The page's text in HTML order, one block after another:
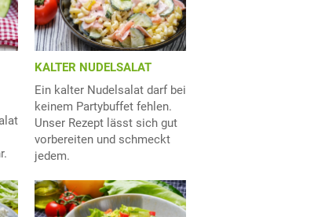
KALTER NUDELSALAT
Ein kalter Nudelsalat darf bei
keinem Partybuffet fehlen.
Unser Rezept lässt sich gut
vorbereiten und schmeckt
jedem.